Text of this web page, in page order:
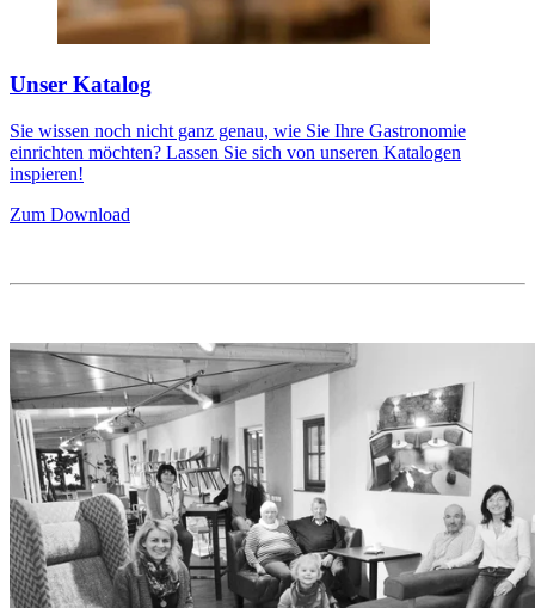
Unser Katalog
Sie wissen noch nicht ganz genau, wie Sie Ihre Gastronomie
einrichten möchten? Lassen Sie sich von unseren Katalogen
inspieren!
Zum Download